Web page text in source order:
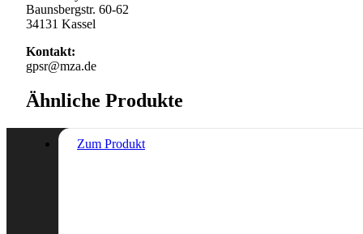
Baunsbergstr. 60-62
34131 Kassel
Kontakt:
gpsr@mza.de
Ähnliche Produkte
Zum Produkt